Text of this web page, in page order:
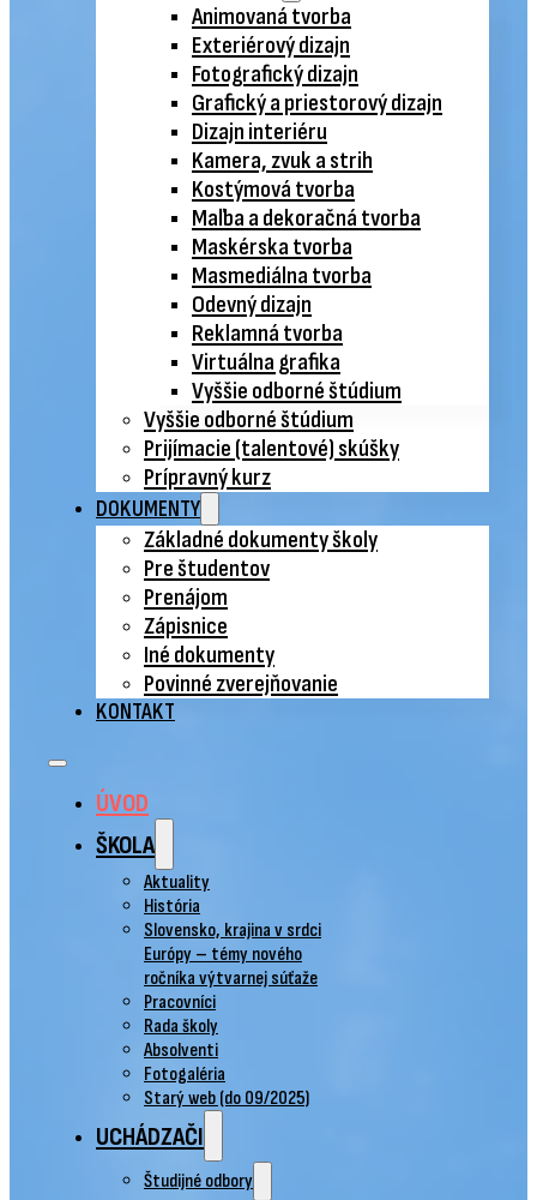
Animovaná tvorba
Exteriérový dizajn
Fotografický dizajn
Grafický a priestorový dizajn
Dizajn interiéru
Kamera, zvuk a strih
Kostýmová tvorba
Maľba a dekoračná tvorba
Maskérska tvorba
Masmediálna tvorba
Odevný dizajn
Reklamná tvorba
Virtuálna grafika
Vyššie odborné štúdium
Vyššie odborné štúdium
Prijímacie (talentové) skúšky
Prípravný kurz
DOKUMENTY
Základné dokumenty školy
Pre študentov
Prenájom
Zápisnice
Iné dokumenty
Povinné zverejňovanie
KONTAKT
ÚVOD
ŠKOLA
Aktuality
História
Slovensko, krajina v srdci
Európy – témy nového
ročníka výtvarnej súťaže
Pracovníci
Rada školy
Absolventi
Fotogaléria
Starý web (do 09/2025)
UCHÁDZAČI
Študijné odbory